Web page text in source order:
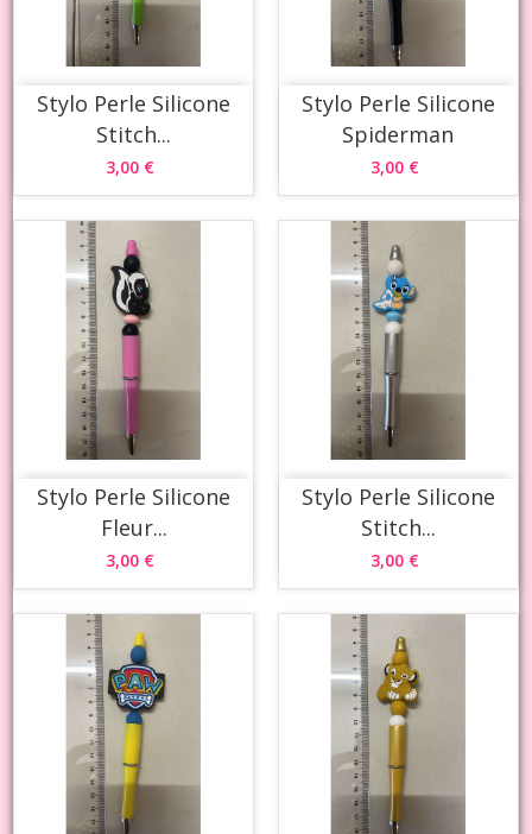
Stylo Perle Silicone
Stitch...
3,00 €
Stylo Perle Silicone
Spiderman
3,00 €
Stylo Perle Silicone
Fleur...
3,00 €
Stylo Perle Silicone
Stitch...
3,00 €